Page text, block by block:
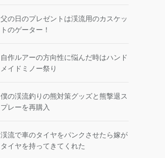
父の日のプレゼントは渓流用のカスケッ
トのゲーター！
自作ルアーの方向性に悩んだ時はハンド
メイドミノー祭り
僕の渓流釣りの熊対策グッズと熊撃退ス
プレーを再購入
渓流で車のタイヤをパンクさせたら嫁が
タイヤを持ってきてくれた